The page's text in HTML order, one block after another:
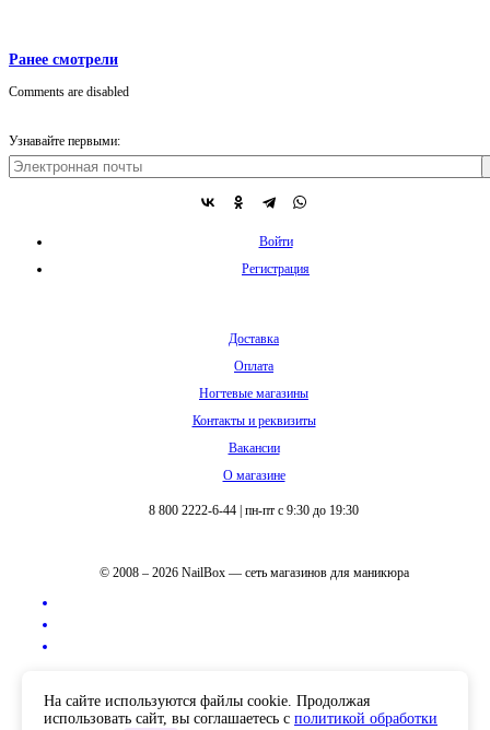
Ранее смотрели
Comments are disabled
Узнавайте первыми:
Войти
Регистрация
Доставка
Оплата
Ногтевые магазины
Контакты и реквизиты
Вакансии
О магазине
8 800 2222-6-44 пн-пт с 9:30 до 19:30
© 2008 – 2026 NailBox — сеть магазинов для маникюра
На сайте используются файлы cookie. Продолжая
использовать сайт, вы соглашаетесь с политикой обработки